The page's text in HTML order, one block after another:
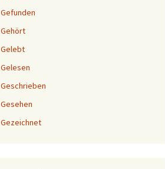
Gefunden
Gehört
Gelebt
Gelesen
Geschrieben
Gesehen
Gezeichnet